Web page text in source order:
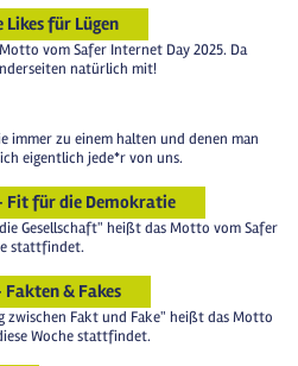
für Lügen
vom Safer Internet Day 2025. Da
natürlich mit!
immer zu einem halten und denen man
eigentlich jede*r von uns.
Fit für die Demokratie
Gesellschaft" heißt das Motto vom Safer
stattfindet.
& Fakes
zwischen Fakt und Fake" heißt das Motto
Woche stattfindet.